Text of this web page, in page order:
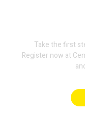
Take the first
Register now at